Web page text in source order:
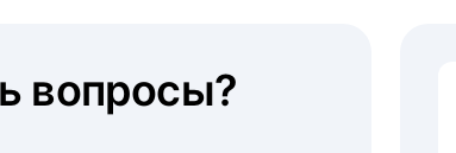
вопросы?